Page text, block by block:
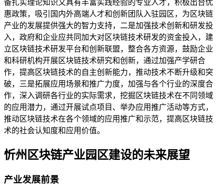
备扎实理论知识又具有丰富实践经验的专业人才，积极出台优
惠政策，吸引国内外高端人才和创新团队入驻园区，为区块链
产业的发展提供强大的智力支持，二是加强技术创新和研发投
入，政府和企业应共同加大对区块链技术研发的资金投入，建
立区块链技术研发平台和创新联盟，整合各方资源，鼓励企业
和科研机构开展区块链技术研究和创新，通过加强产学研合
作，提高区块链技术的自主创新能力，推动技术不断升级和突
破，三是拓展应用场景和推广力度，加强与各个行业的深度合
作，深入调研各行业的实际需求，挖掘区块链技术在不同领域
的应用潜力，通过开展试点项目、举办应用推广活动等方式，
推动区块链技术在各个领域的应用推广和示范，提高区块链技
术的社会认知度和应用价值。
忻州区块链产业园区建设的未来展望
产业发展前景